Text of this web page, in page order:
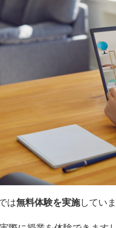
は無料体験を実施してい